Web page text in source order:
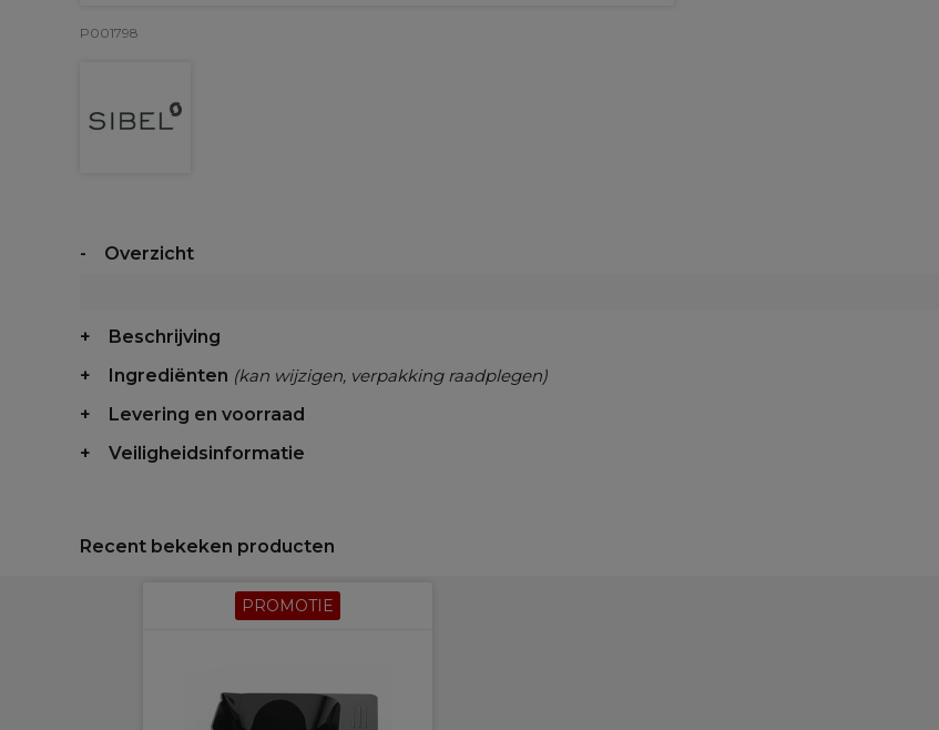
P001798
Overzicht
Beschrijving
Ingrediënten (kan wijzigen, verpakking raadplegen)
Levering en voorraad
Veiligheidsinformatie
Recent bekeken producten
PROMOTIE